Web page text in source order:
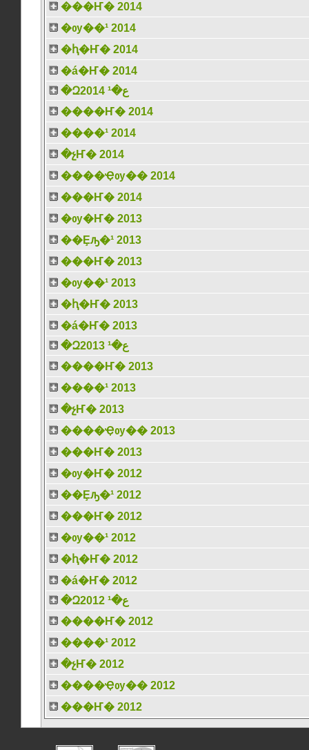
���Ҥ� 2014
�ѹ��¹ 2014
�ԧ�Ҥ� 2014
�á�Ҥ� 2014
�Զع�¹ 2014
����Ҥ� 2014
����¹ 2014
�չҤ� 2014
����Ҿѹ�� 2014
���Ҥ� 2014
�ѹ�Ҥ� 2013
��Ȩԡ�¹ 2013
���Ҥ� 2013
�ѹ��¹ 2013
�ԧ�Ҥ� 2013
�á�Ҥ� 2013
�Զع�¹ 2013
����Ҥ� 2013
����¹ 2013
�չҤ� 2013
����Ҿѹ�� 2013
���Ҥ� 2013
�ѹ�Ҥ� 2012
��Ȩԡ�¹ 2012
���Ҥ� 2012
�ѹ��¹ 2012
�ԧ�Ҥ� 2012
�á�Ҥ� 2012
�Զع�¹ 2012
����Ҥ� 2012
����¹ 2012
�չҤ� 2012
����Ҿѹ�� 2012
���Ҥ� 2012